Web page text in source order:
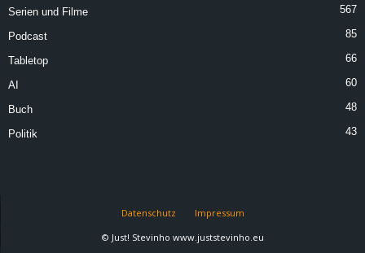
Serien und Filme 567
Podcast 85
Tabletop 66
AI 60
Buch 48
Politik 43
Datenschutz
Impressum
© Just! Stevinho www.juststevinho.eu